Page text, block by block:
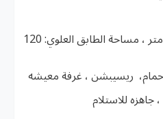
مساحة الطابق السفلي :187 متر ، مساحة الطابق العلوي: 120